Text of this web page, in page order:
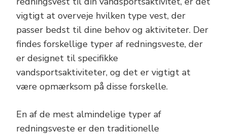
vigtigt at overveje hvilken type vest, der
passer bedst til dine behov og aktiviteter. Der
findes forskellige typer af redningsveste, der
er designet til specifikke
vandsportsaktiviteter, og det er vigtigt at
være opmærksom på disse forskelle.
En af de mest almindelige typer af
redningsveste er den traditionelle